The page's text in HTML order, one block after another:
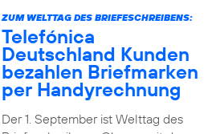
ZUM WELTTAG DES BRIEFESCHREIBENS:
Telefónica
Deutschland Kunden
bezahlen Briefmarken
per Handyrechnung
Der 1. September ist Welttag des